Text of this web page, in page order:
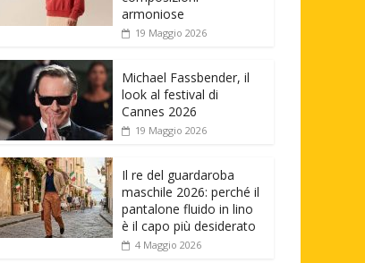
armoniose
19 Maggio 2026
Michael Fassbender, il
look al festival di
Cannes 2026
19 Maggio 2026
Il re del guardaroba
maschile 2026: perché il
pantalone fluido in lino
è il capo più desiderato
4 Maggio 2026